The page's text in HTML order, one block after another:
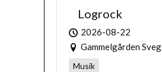
Logrock
2026-08-22
Gammelgården Sveg
Musik